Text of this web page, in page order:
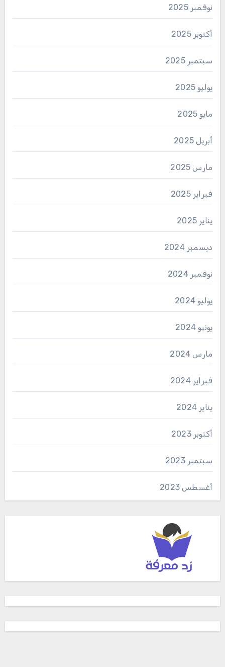
نوفمبر 2025
أكتوبر 2025
سبتمبر 2025
يوليو 2025
مايو 2025
أبريل 2025
مارس 2025
فبراير 2025
يناير 2025
ديسمبر 2024
نوفمبر 2024
يوليو 2024
يونيو 2024
مارس 2024
فبراير 2024
يناير 2024
أكتوبر 2023
سبتمبر 2023
أغسطس 2023